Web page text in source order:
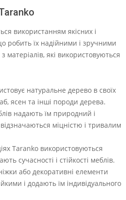
використанням якісних і
робить їх надійними і зручними
матеріалів, які використовуються
натуральне дерево в своїх
ясен та інші породи дерева.
надають їм природний і
міцністю і тривалим
Taranko використовуються
сучасності і стійкості меблів.
або декоративні елементи
і додають їм індивідуального